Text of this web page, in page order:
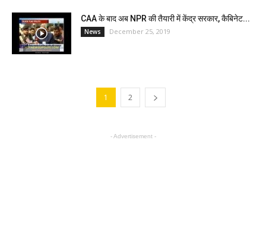
CAA के बाद अब NPR की तैयारी में केंद्र सरकार, कैबिनेट...
News December 25, 2019
1 2
- Advertisement -